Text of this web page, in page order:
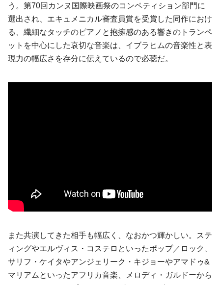
う。第70回カンヌ国際映画祭のコンペティション部⾨に
選出され、エキュメニカル審査員賞を受賞した同作におけ
る、繊細なタッチのピアノと抱擁感のある響きのトランペ
ットを中心にした哀切な音楽は、イブラヒムの音楽性と表
現力の幅広さを存分に伝えているので必聴だ。
また共演してきた相手も幅広く、なおかつ輝かしい。ステ
ィングやエルヴィス・コステロといったポップ／ロック、
サリフ・ケイタやアンジェリーク・キジョーやアマドゥ&
マリアムといったアフリカ音楽、メロディ・ガルドーから